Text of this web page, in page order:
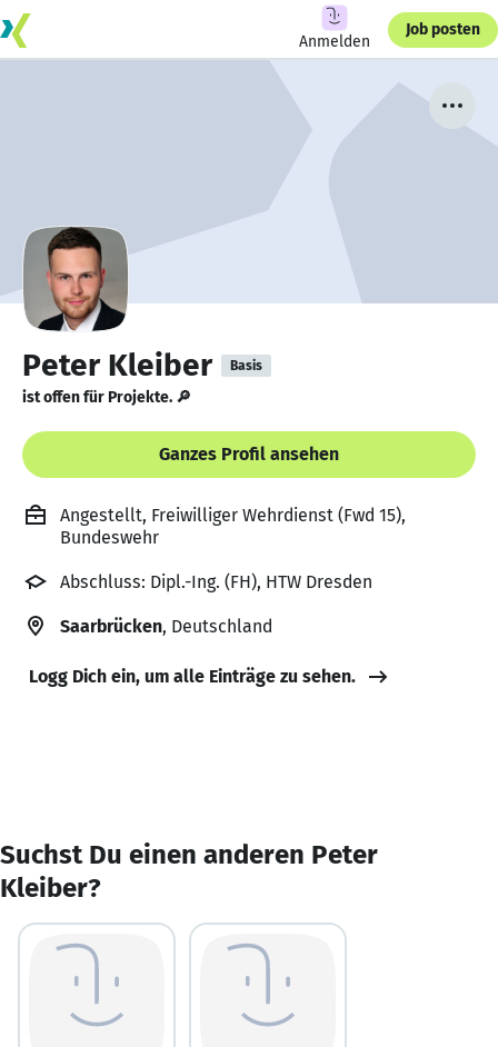
Anmelden
Job posten
Peter Kleiber Basis
ist offen für Projekte. 🔎
Ganzes Profil ansehen
Angestellt, Freiwilliger Wehrdienst (Fwd 15),
Bundeswehr
Abschluss: Dipl.-Ing. (FH), HTW Dresden
Saarbrücken, Deutschland
Logg Dich ein, um alle Einträge zu sehen.
Suchst Du einen anderen Peter
Kleiber?